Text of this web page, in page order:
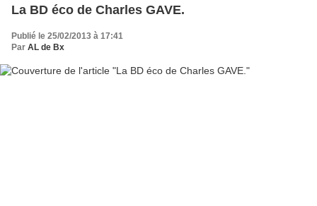
La BD éco de Charles GAVE.
Publié le 25/02/2013 à 17:41
Par AL de Bx